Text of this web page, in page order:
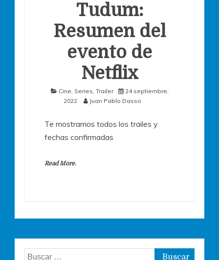
Tudum:
Resumen del
evento de
Netflix
Cine, Series, Trailer
24 septiembre,
2022
Juan Pablo Dasso
Te mostramos todos los trailes y
fechas confirmadas
Read More.
Buscar: